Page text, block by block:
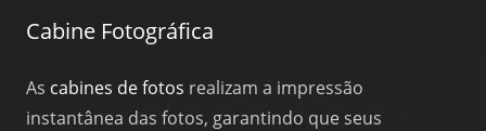
Cabine Fotográfica
As cabines de fotos realizam a impressão
instantânea das fotos, garantindo que seus